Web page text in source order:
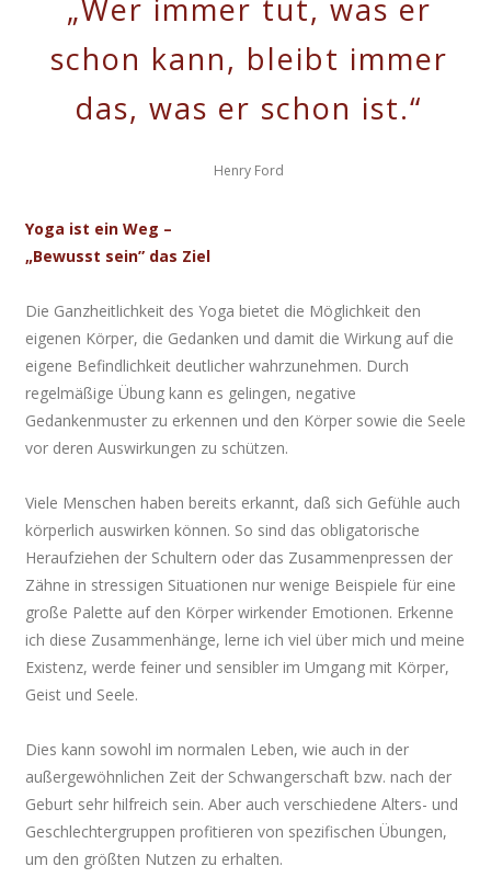
„Wer immer tut, was er
schon kann, bleibt immer
das, was er schon ist.“
Henry Ford
Yoga ist ein Weg –
„Bewusst sein” das Ziel
Die Ganzheitlichkeit des Yoga bietet die Möglichkeit den
eigenen Körper, die Gedanken und damit die Wirkung auf die
eigene Befindlichkeit deutlicher wahrzunehmen. Durch
regelmäßige Übung kann es gelingen, negative
Gedankenmuster zu erkennen und den Körper sowie die Seele
vor deren Auswirkungen zu schützen.
Viele Menschen haben bereits erkannt, daß sich Gefühle auch
körperlich auswirken können. So sind das obligatorische
Heraufziehen der Schultern oder das Zusammenpressen der
Zähne in stressigen Situationen nur wenige Beispiele für eine
große Palette auf den Körper wirkender Emotionen. Erkenne
ich diese Zusammenhänge, lerne ich viel über mich und meine
Existenz, werde feiner und sensibler im Umgang mit Körper,
Geist und Seele.
Dies kann sowohl im normalen Leben, wie auch in der
außergewöhnlichen Zeit der Schwangerschaft bzw. nach der
Geburt sehr hilfreich sein. Aber auch verschiedene Alters- und
Geschlechtergruppen profitieren von spezifischen Übungen,
um den größten Nutzen zu erhalten.